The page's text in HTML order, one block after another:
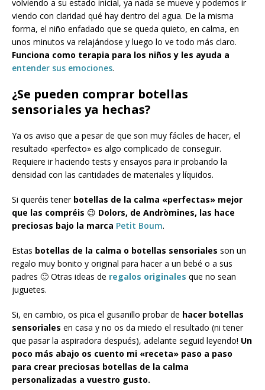
volviendo a su estado inicial, ya nada se mueve y podemos ir
viendo con claridad qué hay dentro del agua. De la misma
forma, el niño enfadado que se queda quieto, en calma, en
unos minutos va relajándose y luego lo ve todo más claro.
Funciona como terapia para los niños y les ayuda a
entender sus emociones.
¿Se pueden comprar botellas
sensoriales ya hechas?
Ya os aviso que a pesar de que son muy fáciles de hacer, el
resultado «perfecto» es algo complicado de conseguir.
Requiere ir haciendo tests y ensayos para ir probando la
densidad con las cantidades de materiales y líquidos.
Si queréis tenerbotellas de la calma «perfectas» mejor
que las compréis 😉 Dolors, de Andròmines, las hace
preciosas bajo la marca Petit Boum.
Estas botellas de la calma o botellas sensoriales son un
regalo muy bonito y original para hacer a un bebé o a sus
padres 🙂 Otras ideas de regalos originales que no sean
juguetes.
Si, en cambio, os pica el gusanillo probar de hacer botellas
sensoriales en casa y no os da miedo el resultado (ni tener
que pasar la aspiradora después), adelante seguid leyendo! Un
poco más abajo os cuento mi «receta» paso a paso
para crear preciosas botellas de la calma
personalizadas a vuestro gusto.